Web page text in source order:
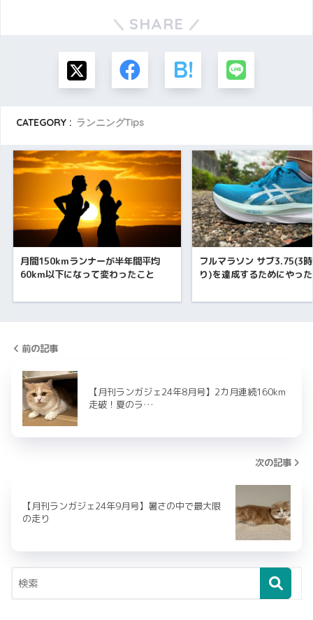
SHARE
CATEGORY : ランニングTips
月間150kmランナーが半年間平均
60km以下になって変わったこと
フルマラソン サブ3.75(3
り)を達成するためにやっ
前の記事
【月刊ランガジェ24年8月号】2カ月連続160km
走破！夏のラ…
次の記事
【月刊ランガジェ24年9月号】暑さの中で最大限
の走り